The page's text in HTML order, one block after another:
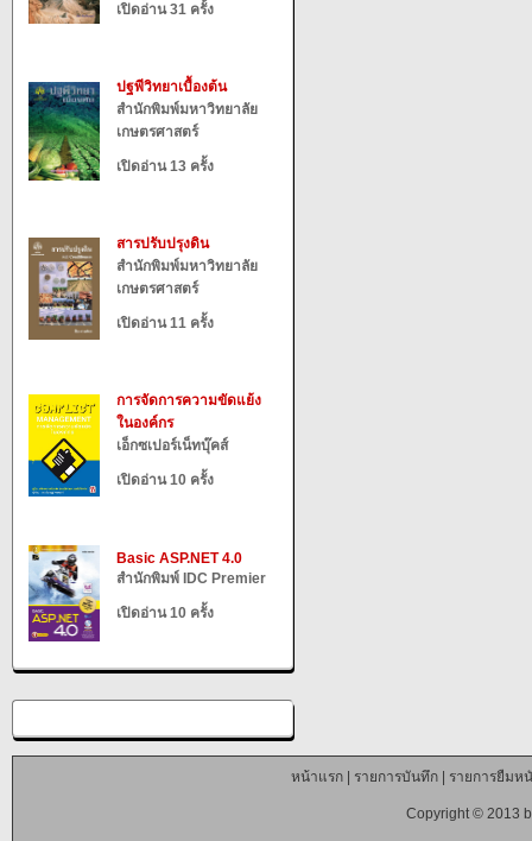
เปิดอ่าน 31 ครั้ง
ปฐพีวิทยาเบื้องต้น
สำนักพิมพ์มหาวิทยาลัย
เกษตรศาสตร์
เปิดอ่าน 13 ครั้ง
สารปรับปรุงดิน
สำนักพิมพ์มหาวิทยาลัย
เกษตรศาสตร์
เปิดอ่าน 11 ครั้ง
การจัดการความขัดแย้ง
ในองค์กร
เอ็กซเปอร์เน็ทบุ๊คส์
เปิดอ่าน 10 ครั้ง
Basic ASP.NET 4.0
สำนักพิมพ์ IDC Premier
เปิดอ่าน 10 ครั้ง
หน้าแรก| รายการบันทึก| รายการยืมห
Copyright © 2013